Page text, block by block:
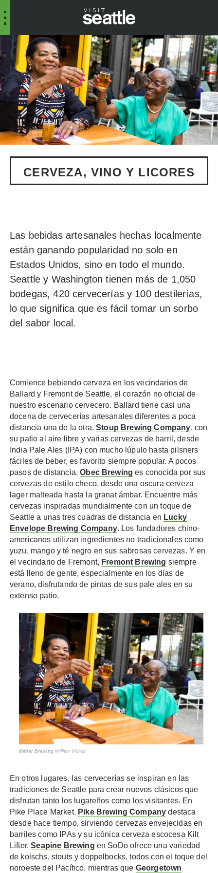
Métier Brewing William Munoz
CERVEZA, VINO Y LICORES
Las bebidas artesanales hechas localmente
están ganando popularidad no solo en
Estados Unidos, sino en todo el mundo.
Seattle y Washington tienen más de 1,050
bodegas, 420 cervecerías y 100 destilerías,
lo que significa que es fácil tomar un sorbo
del sabor local.
Comience bebiendo cerveza en los vecindarios de
Ballard y Fremont de Seattle, el corazón no oficial de
nuestro escenario cervecero. Ballard tiene casi una
docena de cervecerías artesanales diferentes a poca
distancia una de la otra.Stoup Brewing Company, con
su patio al aire libre y varias cervezas de barril, desde
India Pale Ales (IPA) con mucho lúpulo hasta pilsners
fáciles de beber, es favorito siempre popular. A pocos
pasos de distancia,Obec Brewing es conocida por sus
cervezas de estilo checo, desde una oscura cerveza
lager malteada hasta la granat ámbar. Encuentre más
cervezas inspiradas mundialmente con un toque de
Seattle a unas tres cuadras de distancia en Lucky
Envelope Brewing Company. Los fundadores chino-
americanos utilizan ingredientes no tradicionales como
yuzu, mango y té negro en sus sabrosas cervezas. Y en
el vecindario de Fremont, Fremont Brewing siempre
está lleno de gente, especialmente en los días de
verano, disfrutando de pintas de sus pale ales en su
extenso patio.
Métier Brewing William Munoz
En otros lugares, las cervecerías se inspiran en las
tradiciones de Seattle para crear nuevos clásicos que
disfrutan tanto los lugareños como los visitantes. En
Pike Place Market, Pike Brewing Company destaca
desde hace tiempo, sirviendo cervezas envejecidas en
barriles como IPAs y su icónica cerveza escocesa Kilt
Lifter.Seapine Brewing en SoDo ofrece una variedad
de kolschs, stouts y doppelbocks, todos con el toque del
noroeste del Pacífico, mientras que Georgetown